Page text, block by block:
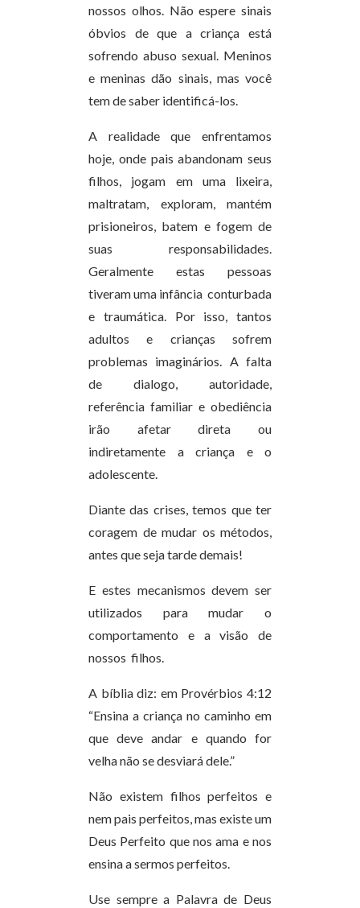
nossos olhos. Não espere sinais
óbvios de que a criança está
sofrendo abuso sexual. Meninos
e meninas dão sinais, mas você
tem de saber identificá-los.
A realidade que enfrentamos
hoje, onde pais abandonam seus
filhos, jogam em uma lixeira,
maltratam, exploram, mantém
prisioneiros, batem e fogem de
suas responsabilidades.
Geralmente estas pessoas
tiveram uma infância conturbada
e traumática. Por isso, tantos
adultos e crianças sofrem
problemas imaginários. A falta
de dialogo, autoridade,
referência familiar e obediência
irão afetar direta ou
indiretamente a criança e o
adolescente.
Diante das crises, temos que ter
coragem de mudar os métodos,
antes que seja tarde demais!
E estes mecanismos devem ser
utilizados para mudar o
comportamento e a visão de
nossos filhos.
A bíblia diz: em Provérbios 4:12
“Ensina a criança no caminho em
que deve andar e quando for
velha não se desviará dele.”
Não existem filhos perfeitos e
nem pais perfeitos, mas existe um
Deus Perfeito que nos ama e nos
ensina a sermos perfeitos.
Use sempre a Palavra de Deus